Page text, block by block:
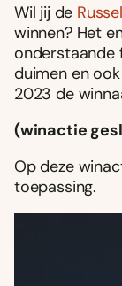
Wil jij de
winnen? Het
onderstaande
duimen en
2023 de
(winactie
Op deze
toepassing.